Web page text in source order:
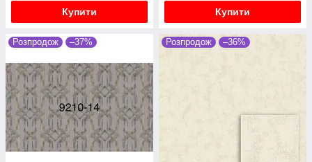
Купити Купити
Розпродож –37% Розпродож –36%